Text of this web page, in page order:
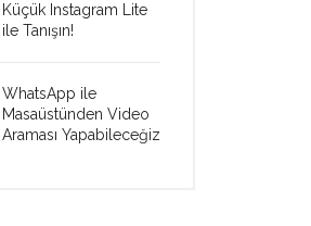
Küçük Instagram Lite
ile Tanışın!
WhatsApp ile
Masaüstünden Video
Araması Yapabileceğiz